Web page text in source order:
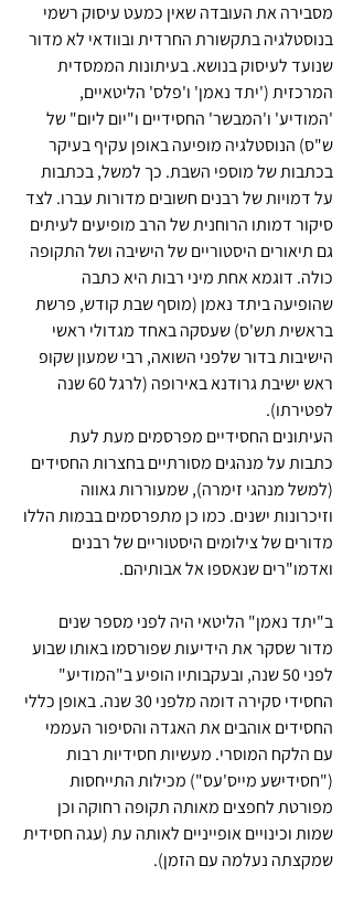
מסבירה את העובדה שאין כמעט עיסוק רשמי
בנוסטלגיה בתקשורת החרדית ובוודאי לא מדור
שנועד לעיסוק בנושא. בעיתונות הממסדית
המרכזית ('יתד נאמן' ו'פלס' הליטאיים,
'המודיע' ו'המבשר' החסידיים ו"יום ליום" של
ש"ס) הנוסטלגיה מופיעה באופן עקיף בעיקר
בכתבות של מוספי השבת. כך למשל, בכתבות
על דמויות של רבנים חשובים מדורות עברו. לצד
סיקור דמותו הרוחנית של הרב מופיעים לעיתים
גם תיאורים היסטוריים של הישיבה ושל התקופה
כולה. דוגמא אחת מיני רבות היא כתבה
שהופיעה ביתד נאמן (מוסף שבת קודש, פרשת
בראשית תש'ס) שעסקה באחד מגדולי ראשי
הישיבות בדור שלפני השואה, רבי שמעון שקופ
ראש ישיבת גרודנא באירופה (לרגל 60 שנה
לפטירתו).
העיתונים החסידיים מפרסמים מעת לעת
כתבות על מנהגים מסורתיים בחצרות החסידים
(למשל מנהגי זימרה), שמעוררות גאווה
וזיכרונות ישנים. כמו כן מתפרסמים בבמות הללו
מדורים של צילומים היסטוריים של רבנים
ואדמו"רים שנאספו אל אבותיהם.
ב"יתד נאמן" הליטאי היה לפני מספר שנים
מדור שסקר את הידיעות שפורסמו באותו שבוע
לפני 50 שנה, ובעקבותיו הופיע ב"המודיע"
החסידי סקירה דומה מלפני 30 שנה. באופן כללי
החסידים אוהבים את האגדה והסיפור העממי
עם הלקח המוסרי. מעשיות חסידיות רבות
("חסידישע מייס'עס") מכילות התייחסות
מפורטת לחפצים מאותה תקופה רחוקה וכן
שמות וכינויים אופייניים לאותה עת (עגה חסידית
שמקצתה נעלמה עם הזמן).